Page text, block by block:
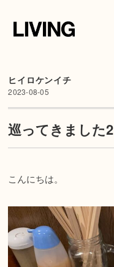
ヒイロケンイチ
2023-08-05
巡ってきました2
こんにちは。